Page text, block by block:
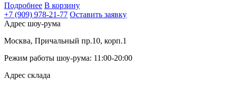
Подробнее В корзину
+7 (909) 978-21-77 Оставить заявку
Адрес шоу-рума
Москва, Причальный пр.10, корп.1
Режим работы шоу-рума: 11:00-20:00
Адрес склада